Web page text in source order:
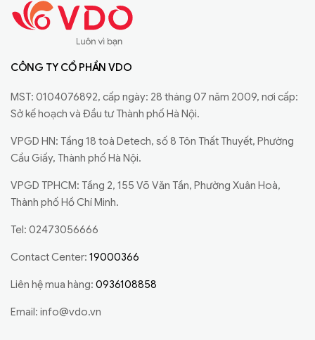
CÔNG TY CỔ PHẦN VDO
MST: 0104076892, cấp ngày: 28 tháng 07 năm 2009, nơi cấp:
Sở kế hoạch và Đầu tư Thành phố Hà Nội.
VPGD HN: Tầng 18 toà Detech, số 8 Tôn Thất Thuyết, Phường
Cầu Giấy, Thành phố Hà Nội.
VPGD TPHCM: Tầng 2, 155 Võ Văn Tần, Phường Xuân Hoà,
Thành phố Hồ Chí Minh.
Tel: 02473056666
Contact Center: 19000366
Liên hệ mua hàng: 0936108858
Email: info@vdo.vn